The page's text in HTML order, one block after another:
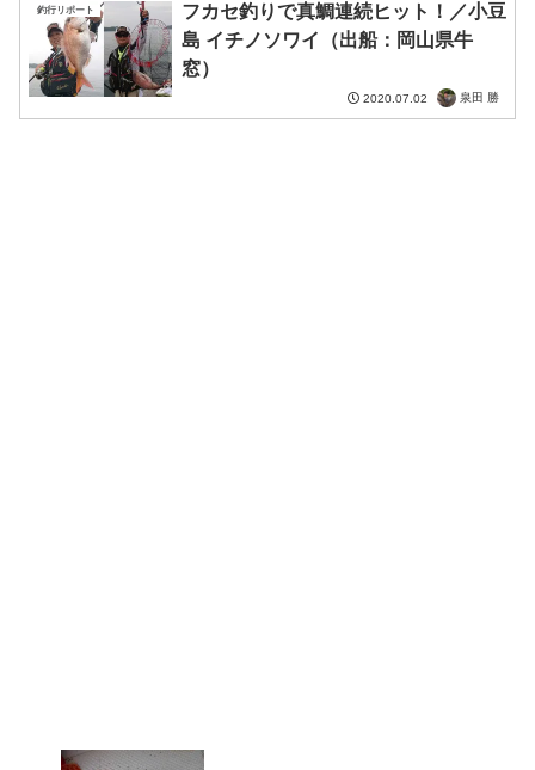
釣行リポート
フカセ釣りで真鯛連続ヒット！／小豆
島 イチノソワイ（出船：岡山県牛
窓）
2020.07.02 泉田 勝